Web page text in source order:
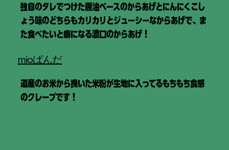
独自のタレでつけた醤油ベースのからあげとにんにくこし
ょう味のどちらもカリカリとジューシーなからあげで、ま
た食べたいと癖になる濃口のからあげ！
mioぱんだ
道産のお米から挽いた米粉が生地に入ってるもちもち食感
のクレープです！